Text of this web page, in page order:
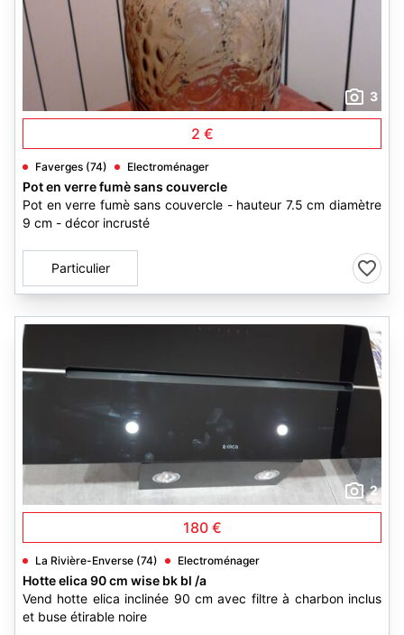
3
2 €
Faverges (74) Electroménager
Pot en verre fumè sans couvercle
Pot en verre fumè sans couvercle - hauteur 7.5 cm diamètre
9 cm - décor incrusté
Particulier
2
180 €
La Rivière-Enverse (74) Electroménager
Hotte elica 90 cm wise bk bl /a
Vend hotte elica inclinée 90 cm avec filtre à charbon inclus
et buse étirable noire